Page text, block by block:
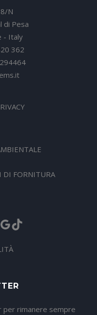
N
di Pesa
- Italy
362
DI FORNITURA
Google
TikTok
per rimanere sempre